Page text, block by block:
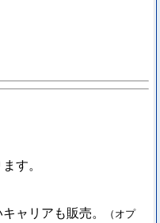
す。
ャリアも販売。
（オプ